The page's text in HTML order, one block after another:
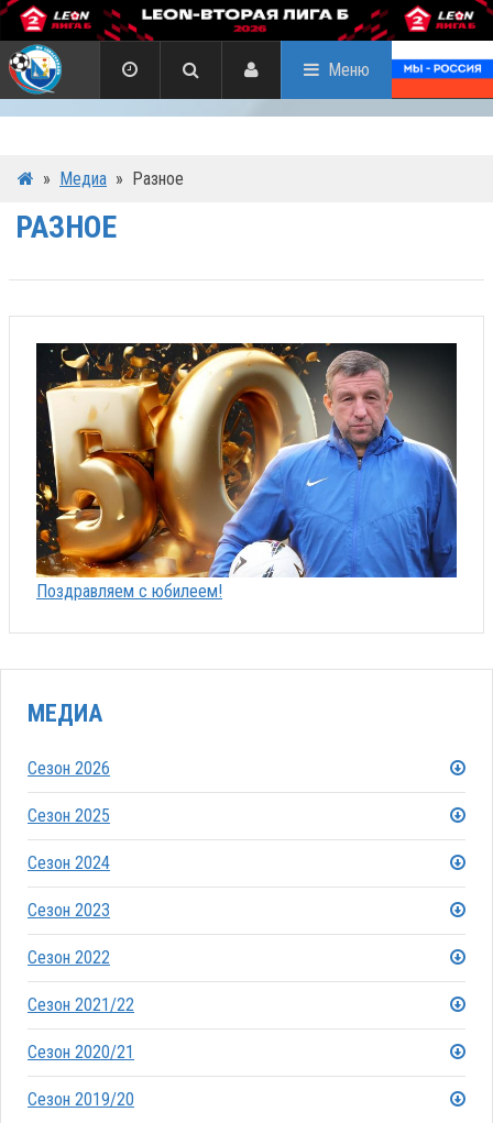
Меню
» Медиа » Разное
РАЗНОЕ
Поздравляем с юбилеем!
МЕДИА
Сезон 2026
Сезон 2025
Сезон 2024
Сезон 2023
Сезон 2022
Сезон 2021/22
Сезон 2020/21
Сезон 2019/20